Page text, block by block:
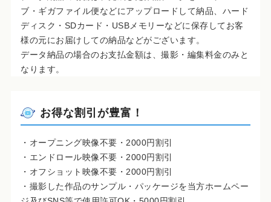
ブ・ギガファイル便などにアップロードして納品、ハード
ディスク・SDカード・USBメモリーなどに保存してお客
様の元にお届けしての納品などがございます。
データ納品の場合のお支払金額は、撮影・編集料金のみと
なります。
お得な割引が豊富！
・オープニング映像不要・2000円割引
・エンドロール映像不要・2000円割引
・オフショット映像不要・2000円割引
・撮影した作品のサンプル・パッケージを当方ホームペー